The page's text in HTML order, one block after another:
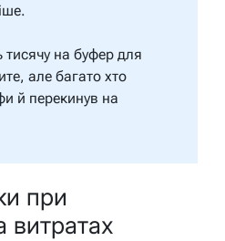
тисячу на буфер для
але багато хто
й перекинув на
при
витратах